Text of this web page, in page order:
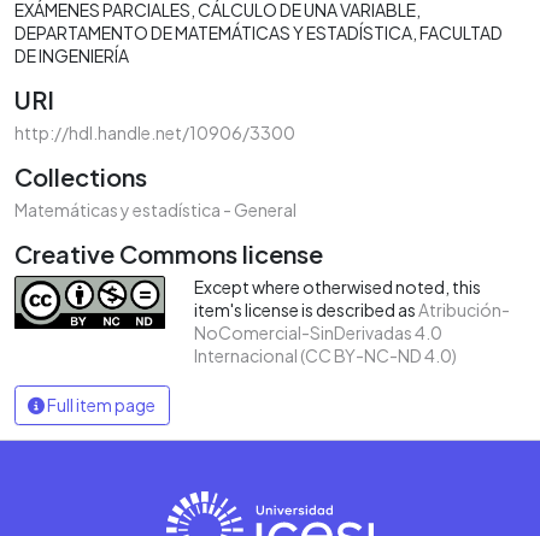
EXÁMENES PARCIALES CÁLCULO DE UNA VARIABLE
DEPARTAMENTO DE MATEMÁTICAS Y ESTADÍSTICA FACULTAD
DE INGENIERÍA
URI
http://hdl.handle.net/10906/3300
Collections
Matemáticas y estadística - General
Creative Commons license
Except where otherwised noted, this
item's license is described asAtribución-
NoComercial-SinDerivadas 4.0
Internacional (CC BY-NC-ND 4.0)
Full item page